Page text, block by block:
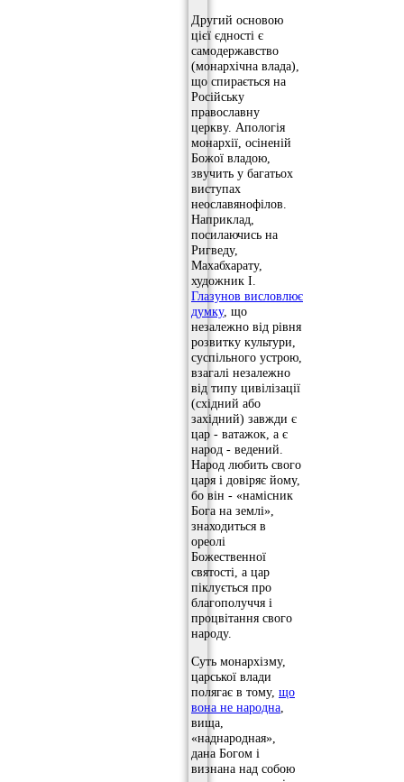
Другий основою
цієї єдності є
самодержавство
(монархічна влада),
що спирається на
Російську
православну
церкву. Апологія
монархії, осіненій
Божої владою,
звучить у багатьох
виступах
неославянофілов.
Наприклад,
посилаючись на
Ригведу,
Махабхарату,
художник І.
Глазунов висловлює
думку, що
незалежно від рівня
розвитку культури,
суспільного устрою,
взагалі незалежно
від типу цивілізації
(східний або
західний) завжди є
цар - ватажок, а є
народ - ведений.
Народ любить свого
царя і довіряє йому,
бо він - «намісник
Бога на землі»,
знаходиться в
ореолі
Божественної
святості, а цар
піклується про
благополуччя і
процвітання свого
народу.
Суть монархізму,
царської влади
полягає в тому, що
вона не народна,
вища,
«наднародная»,
дана Богом і
визнана над собою